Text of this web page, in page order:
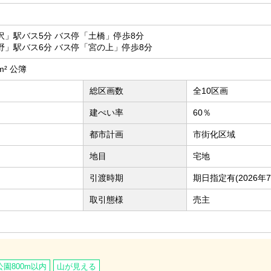
」駅バス5分 バス停「土橋」停歩8分
」駅バス6分 バス停「宮の上」停歩8分
公簿
総区画数 全10区画
建ぺい率 60％
都市計画 市街化区域
地目 宅地
引渡時期 期日指定有(2026年
取引態様 売主
園800m以内 山が見える